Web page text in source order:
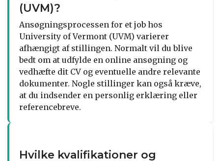
(UVM)?
Ansøgningsprocessen for et job hos
University of Vermont (UVM) varierer
afhængigt af stillingen. Normalt vil du blive
bedt om at udfylde en online ansøgning og
vedhæfte dit CV og eventuelle andre relevante
dokumenter. Nogle stillinger kan også kræve,
at du indsender en personlig erklæring eller
referencebreve.
Hvilke kvalifikationer og